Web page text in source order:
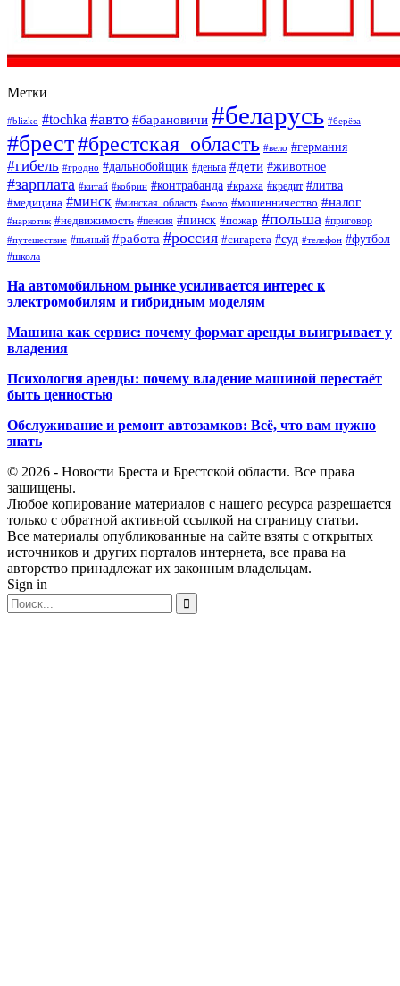
Метки
#blizko #tochka #авто #барановичи #беларусь #берёза
#брест#брестская_область #вело #германия
#гибель #гродно #дальнобойщик #деньга #дети #животное
#зарплата #китай #кобрин #контрабанда #кража #кредит #литва
#медицина #минск #минская_область #мото #мошенничество #налог
#наркотик #недвижимость #пенсия #пинск #пожар #польша #приговор
#путешествие #пьяный #работа #россия #сигарета #суд #телефон #футбол
#школа
На автомобильном рынке усиливается интерес к
электромобилям и гибридным моделям
Машина как сервис: почему формат аренды выигрывает у
владения
Психология аренды: почему владение машиной перестаёт
быть ценностью
Обслуживание и ремонт автозамков: Всё, что вам нужно
знать
© 2026 - Новости Бреста и Брестской области. Все права
защищены.
Любое копирование материалов с нашего ресурса разрешается
только с обратной активной ссылкой на страницу статьи.
Все материалы опубликованные на сайте взяты с открытых
источников и других порталов интернета, все права на
авторство принадлежат их законным владельцам.
Sign in